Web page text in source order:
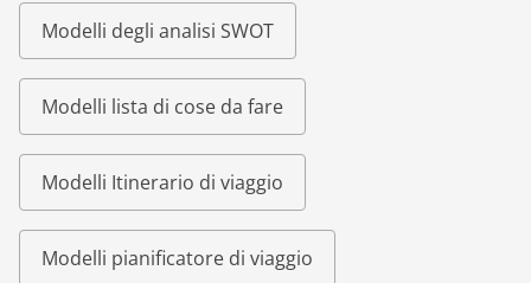
Modelli degli analisi SWOT
Modelli lista di cose da fare
Modelli Itinerario di viaggio
Modelli pianificatore di viaggio